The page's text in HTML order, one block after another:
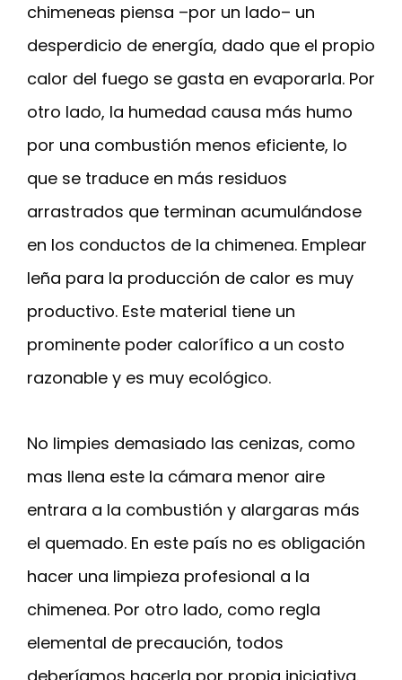
chimeneas piensa –por un lado– un
desperdicio de energía, dado que el propio
calor del fuego se gasta en evaporarla. Por
otro lado, la humedad causa más humo
por una combustión menos eficiente, lo
que se traduce en más residuos
arrastrados que terminan acumulándose
en los conductos de la chimenea. Emplear
leña para la producción de calor es muy
productivo. Este material tiene un
prominente poder calorífico a un costo
razonable y es muy ecológico.
No limpies demasiado las cenizas, como
mas llena este la cámara menor aire
entrara a la combustión y alargaras más
el quemado. En este país no es obligación
hacer una limpieza profesional a la
chimenea. Por otro lado, como regla
elemental de precaución, todos